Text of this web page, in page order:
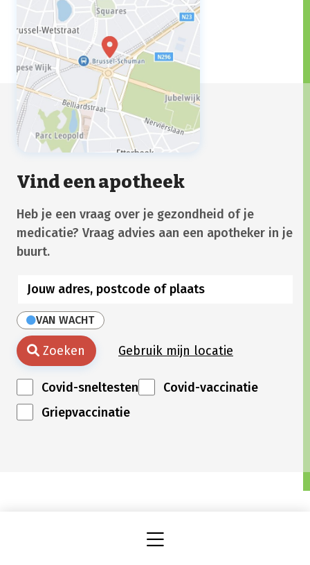
Vind een apotheek
Heb je een vraag over je gezondheid of je
medicatie? Vraag advies aan een apotheker in je
buurt.
VAN WACHT
Zoeken Gebruik mijn locatie
Covid-sneltesten
Covid-vaccinatie
Griepvaccinatie